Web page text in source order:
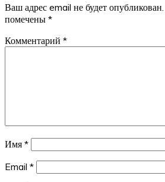
Ваш адрес email не будет опубликован.
помечены *
Комментарий *
Имя *
Email *